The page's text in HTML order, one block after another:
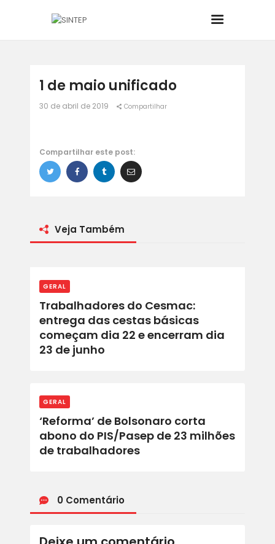
INÍCIO
O SINDICATO
JURÍDICO
BOLETINS
CONVÊNIOS
ACORDOS E CONVENÇÕES
FALE CONOSCO
1 de maio unificado
30 de abril de 2019 Compartilhar
Compartilhar este post:
Veja Também
GERAL
Trabalhadores do Cesmac:
entrega das cestas básicas
começam dia 22 e encerram dia
23 de junho
GERAL
‘Reforma’ de Bolsonaro corta
abono do PIS/Pasep de 23 milhões
de trabalhadores
0 Comentário